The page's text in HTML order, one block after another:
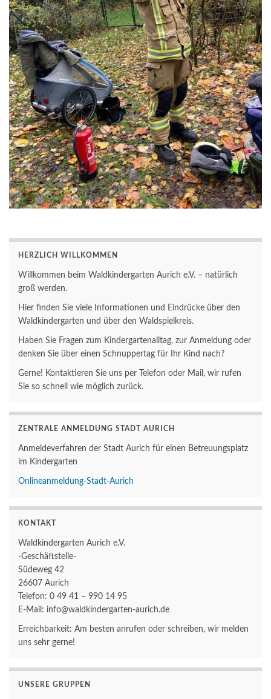
HERZLICH WILLKOMMEN
Willkommen beim Waldkindergarten Aurich e.V. – natürlich
groß werden.
Hier finden Sie viele Informationen und Eindrücke über den
Waldkindergarten und über den Waldspielkreis.
Haben Sie Fragen zum Kindergartenalltag, zur Anmeldung oder
denken Sie über einen Schnuppertag für Ihr Kind nach?
Gerne! Kontaktieren Sie uns per Telefon oder Mail, wir rufen
Sie so schnell wie möglich zurück.
ZENTRALE ANMELDUNG STADT AURICH
Anmeldeverfahren der Stadt Aurich für einen Betreuungsplatz
im Kindergarten
Onlineanmeldung-Stadt-Aurich
KONTAKT
Waldkindergarten Aurich e.V.
-Geschäftstelle-
Südeweg 42
26607 Aurich
Telefon: 0 49 41 – 990 14 95
E-Mail: info@waldkindergarten-aurich.de
Erreichbarkeit: Am besten anrufen oder schreiben, wir melden
uns sehr gerne!
UNSERE GRUPPEN